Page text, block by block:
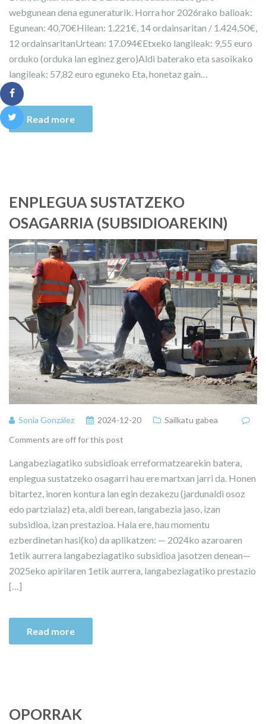
webgunean dena eguneraturik. Horra hor 2026rako balioak:
Egunean: 40,70€Hilean: 1.221€, 14 ordainsaritan / 1.424,50€,
12 ordainsaritanUrtean: 17.094€Etxeko langileak: 9,55 euro
orduko (orduka lan eginez gero)Aldi baterako eta sasoikako
langileak: 57,82 euro eguneko Eta, honetaz gain…
Read more
ENPLEGUA SUSTATZEKO
OSAGARRIA (SUBSIDIOAREKIN)
Sonia González 2024-12-20
Sailkatu gabea
Comments are off for this post
Langabeziagatiko subsidioak erreformatzearekin batera,
enplegua sustatzeko osagarri hau ere martxan jarri da. Honen
bitartez, inoren kontura lan egin dezakezu (jardunaldi osoz
edo partzialaz) eta, aldi berean, langabezia jaso, izan
subsidioa, izan prestazioa. Hala ere, hau momentu
ezberdinetan hasi(ko) da aplikatzen: — 2024ko azaroaren
1etik aurrera langabeziagatiko subsidioa jasotzen denean—
2025eko apirilaren 1etik aurrera, langabeziagatiko prestazio
[…]
Read more
OPORRAK